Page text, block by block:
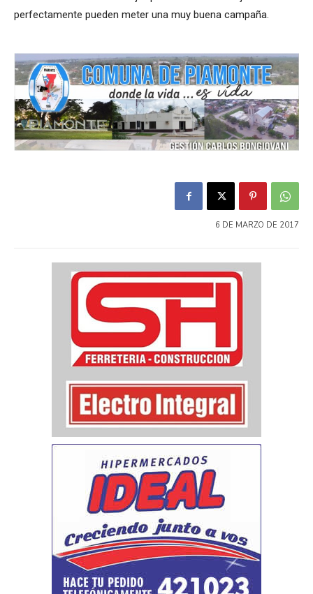
perfectamente pueden meter una muy buena campaña.
6 DE MARZO DE 2017